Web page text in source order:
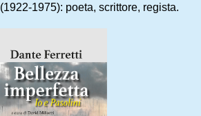
(1922-1975): poeta, scrittore, regista.